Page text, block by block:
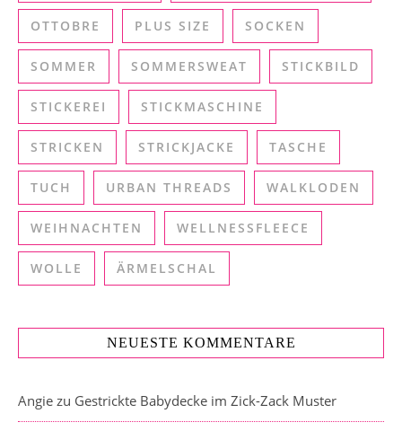
OTTOBRE PLUS SIZE SOCKEN
SOMMER SOMMERSWEAT STICKBILD
STICKEREI STICKMASCHINE
STRICKEN STRICKJACKE TASCHE
TUCH URBAN THREADS WALKLODEN
WEIHNACHTEN WELLNESSFLEECE
WOLLE ÄRMELSCHAL
NEUESTE KOMMENTARE
Angie zu Gestrickte Babydecke im Zick-Zack Muster